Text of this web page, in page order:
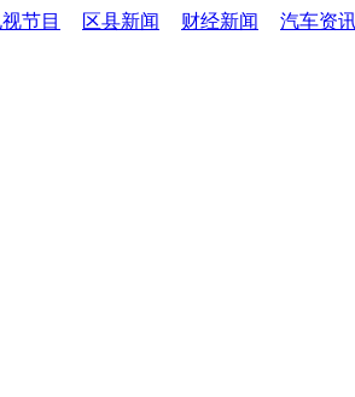
节目 区县新闻 财经新闻
汽车资